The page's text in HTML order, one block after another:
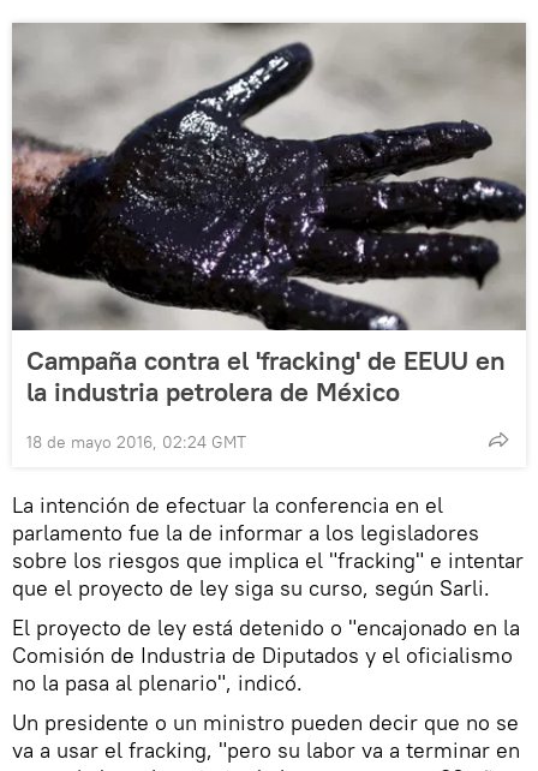
Campaña contra el 'fracking' de EEUU en
la industria petrolera de México
18 de mayo 2016, 02:24 GMT
La intención de efectuar la conferencia en el
parlamento fue la de informar a los legisladores
sobre los riesgos que implica el "fracking" e intentar
que el proyecto de ley siga su curso, según Sarli.
El proyecto de ley está detenido o "encajonado en la
Comisión de Industria de Diputados y el oficialismo
no la pasa al plenario", indicó.
Un presidente o un ministro pueden decir que no se
va a usar el fracking, "pero su labor va a terminar en